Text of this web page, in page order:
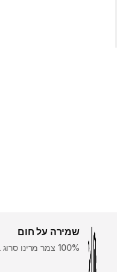
שמירה על חום
100% צמר מרינו סרוג בתוך כף הרגל. ‎88% בתוך כף הרגל כולה.